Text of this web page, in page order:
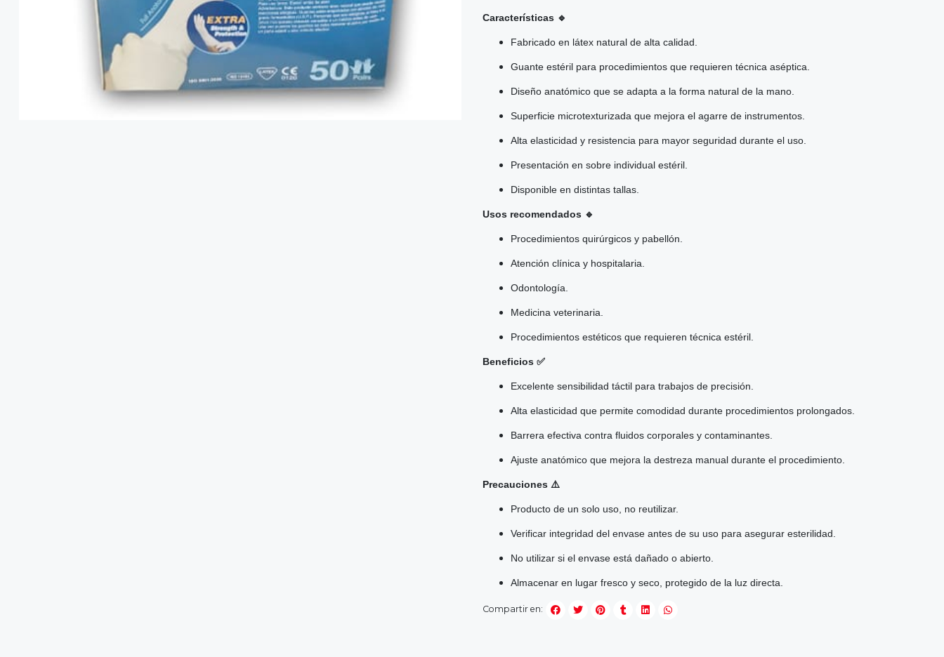
Características 🔹
Fabricado en látex natural de alta calidad.
Guante estéril para procedimientos que requieren técnica aséptica.
Diseño anatómico que se adapta a la forma natural de la mano.
Superficie microtexturizada que mejora el agarre de instrumentos.
Alta elasticidad y resistencia para mayor seguridad durante el uso.
Presentación en sobre individual estéril.
Disponible en distintas tallas.
Usos recomendados 🔹
Procedimientos quirúrgicos y pabellón.
Atención clínica y hospitalaria.
Odontología.
Medicina veterinaria.
Procedimientos estéticos que requieren técnica estéril.
Beneficios ✅
Excelente sensibilidad táctil para trabajos de precisión.
Alta elasticidad que permite comodidad durante procedimientos prolongados.
Barrera efectiva contra fluidos corporales y contaminantes.
Ajuste anatómico que mejora la destreza manual durante el procedimiento.
Precauciones ⚠️
Producto de un solo uso, no reutilizar.
Verificar integridad del envase antes de su uso para asegurar esterilidad.
No utilizar si el envase está dañado o abierto.
Almacenar en lugar fresco y seco, protegido de la luz directa.
Compartir en: